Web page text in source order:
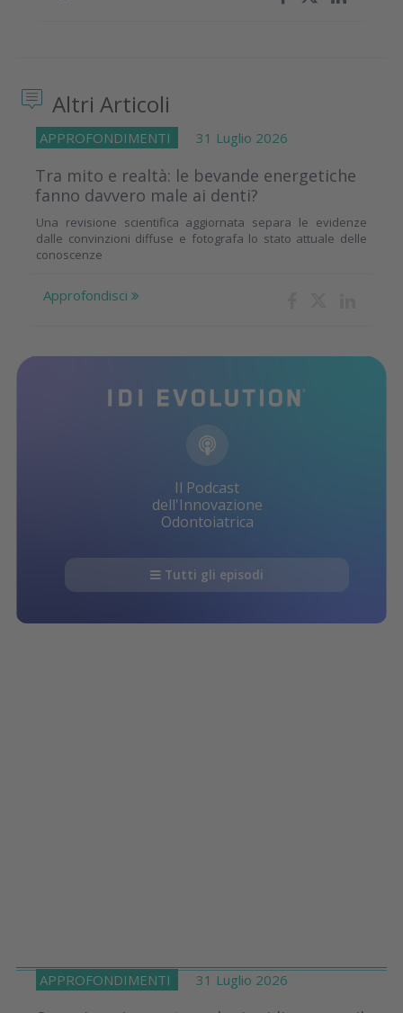
Altri Articoli
APPROFONDIMENTI 31 Luglio 2026
Tra mito e realtà: le bevande energetiche
fanno davvero male ai denti?
Una revisione scientifica aggiornata separa le evidenze
dalle convinzioni diffuse e fotografa lo stato attuale delle
conoscenze
Approfondisci
Il Podcast
dell'Innovazione
Odontoiatrica
Tutti gli episodi
APPROFONDIMENTI 31 Luglio 2026